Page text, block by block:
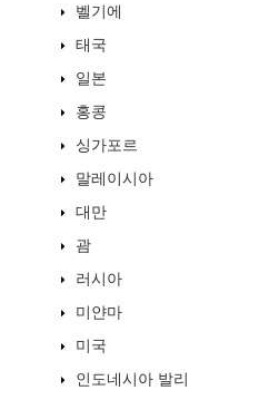
벨기에
태국
일본
홍콩
싱가포르
말레이시아
대만
괌
러시아
미얀마
미국
인도네시아 발리